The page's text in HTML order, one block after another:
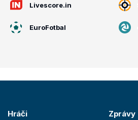
Livescore.in
EuroFotbal
Hráči Zprávy